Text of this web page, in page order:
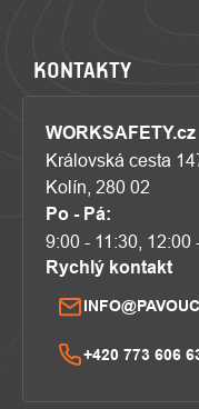
KONTAKTY
WORKSAFETY.cz
Královská cesta
Kolín, 280 02
Po - Pá:
9:00 - 11:30, 12:00
Rychlý kontakt
+420 773 606